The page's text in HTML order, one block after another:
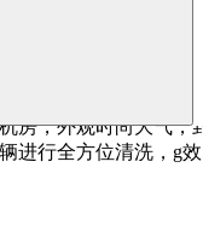
料口、车轮、底盘
房，外观时尚大气
进行全方位清洗，g效